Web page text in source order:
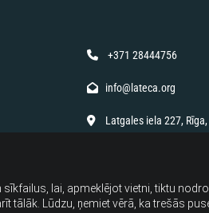
lai, apmeklējot vietni, tiktu
Lūdzu, ņemiet vērā, ka trešās
+371 28444756
info@lateca.org
Latgales iela 227, Rīga,